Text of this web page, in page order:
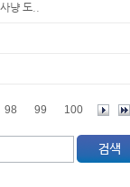
냥 도..
98 99 100